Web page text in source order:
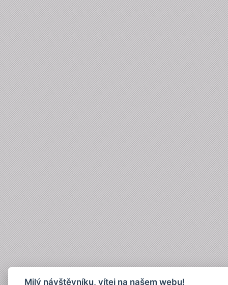
Milý návštěvníku, vítej na našem webu!